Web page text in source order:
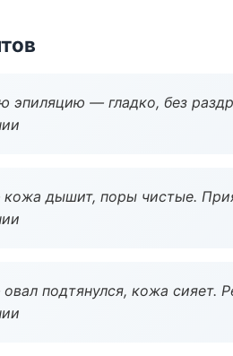
эпиляцию — гладко, без
дышит, поры чистые.
подтянулся, кожа сияет.